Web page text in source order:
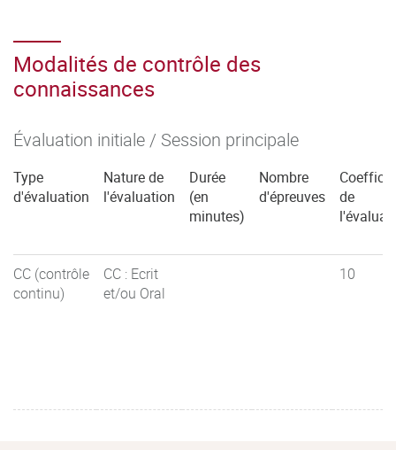
Modalités de contrôle des
connaissances
Évaluation initiale / Session principale
Type
d'évaluation
Nature de
l'évaluation
Durée
(en
minutes)
Nombre
d'épreuves
de
CC (contrôle
continu)
CC : Ecrit
et/ou Oral
10